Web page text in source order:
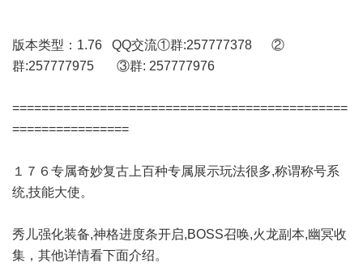
版本类型：1.76 QQ交流①群:257777378 ②
群:257777975 ③群: 257777976
==============================================
================
１７６专属奇妙复古上百种专属展示玩法很多,称谓称号系
统,技能大使。
秀儿强化装备,神格进度条开启,BOSS召唤,火龙副本,幽冥收
集，其他详情看下面介绍。